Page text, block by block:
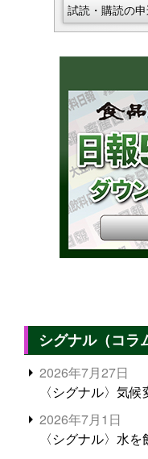
試読・購読の
シグナル（コラ
2026年7月27日
〈シグナル〉気
2026年7月1日
〈シグナル〉水